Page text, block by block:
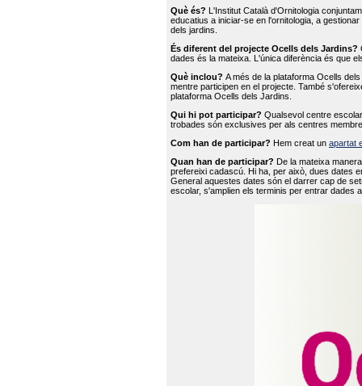
Què és? L'Institut Català d'Ornitologia
educatius a iniciar-se en l'ornitologia, a
dels jardins.
És diferent del projecte Ocells dels Jardins?
dades és la mateixa. L'única diferència és que
Què inclou? A més de la plataforma Ocells
mentre participen en el projecte. També
plataforma Ocells dels Jardins.
Qui hi pot participar? Qualsevol centre
trobades són exclusives per als centres
Com han de participar? Hem creat un apartat
Quan han de participar? De la mateixa
prefereixi cadascú. Hi ha, per això, dues dates
General aquestes dates són el darrer cap de
escolar, s'amplien els terminis per entrar dades